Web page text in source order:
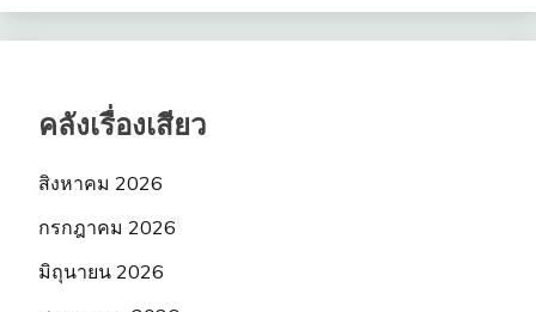
คลังเรื่องเสียว
สิงหาคม 2026
กรกฎาคม 2026
มิถุนายน 2026